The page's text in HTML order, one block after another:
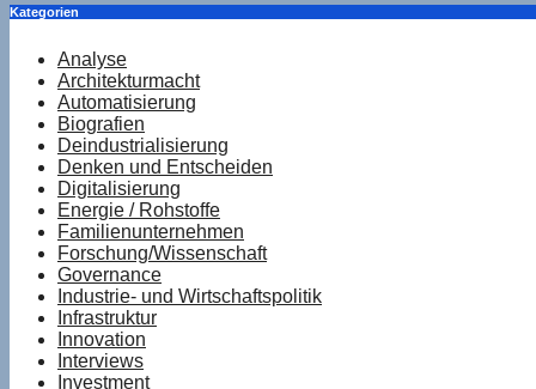
Kategorien
Analyse
Architekturmacht
Automatisierung
Biografien
Deindustrialisierung
Denken und Entscheiden
Digitalisierung
Energie / Rohstoffe
Familienunternehmen
Forschung/Wissenschaft
Governance
Industrie- und Wirtschaftspolitik
Infrastruktur
Innovation
Interviews
Investment